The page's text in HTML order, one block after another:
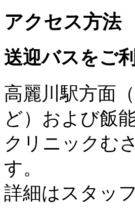
アクセス方法
送迎バスをご
高麗川駅方面
ど）および飯
クリニックむ
す。
詳細はスタッ